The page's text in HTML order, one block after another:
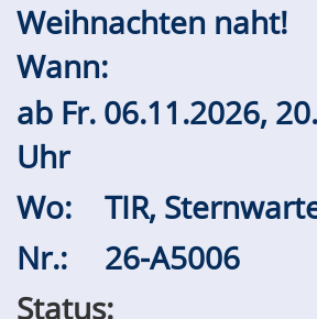
Weihnachten naht!
Wann:
ab Fr. 06.11.2026,
Uhr
Wo:
TIR,
Nr.:
26-A5006
Status: